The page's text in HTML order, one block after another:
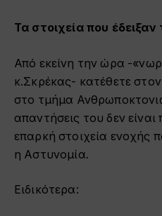
Τα στοιχεία που
Από εκείνη την ώρα -
κ.Σκρέκας- κατέθετε
στο τμήμα
απαντήσεις του δεν είναι
επαρκή στοιχεία ενοχής
η Αστυνομία.
Ειδικότερα: